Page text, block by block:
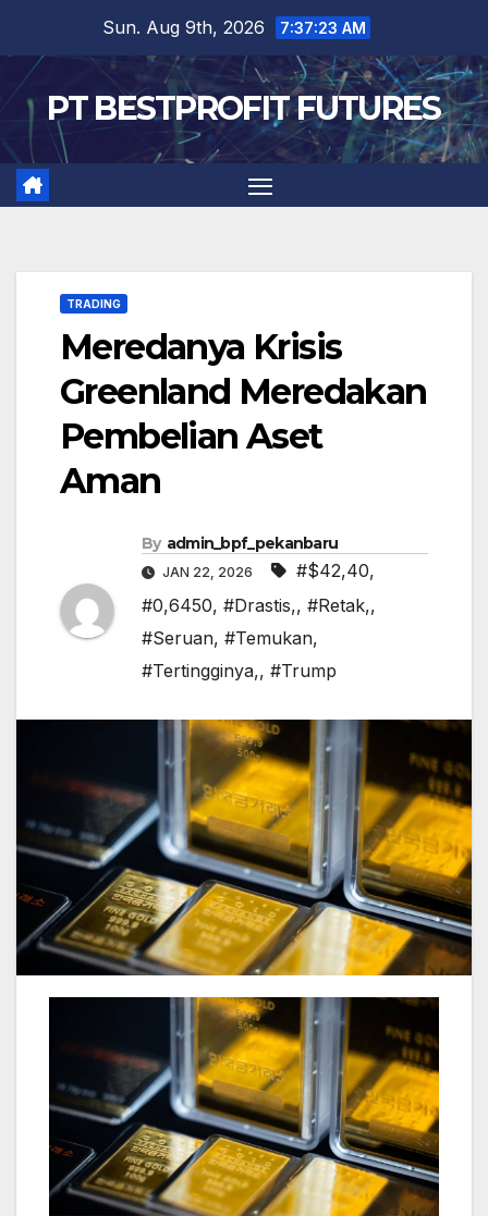
content
Sun. Aug 9th, 2026 7:37:24 AM
PT BESTPROFIT FUTURES
TRADING
Meredanya Krisis
Greenland Meredakan
Pembelian Aset
Aman
By admin_bpf_pekanbaru
JAN 22, 2026 #$42,40,
#0,6450, #Drastis,, #Retak,,
#Seruan, #Temukan,
#Tertingginya,, #Trump